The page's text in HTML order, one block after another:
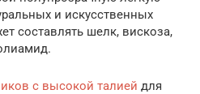
и искусственных
составлять шелк, вискоза,
с высокой талией для